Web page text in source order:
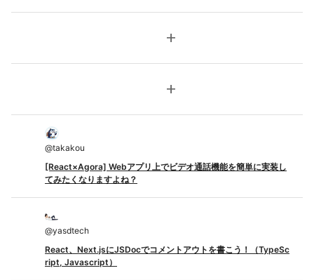
add
add
@takakou
[React×Agora] Webアプリ上でビデオ通話機能を簡単に実装し
てみたくなりますよね？
@yasdtech
React、Next.jsにJSDocでコメントアウトを書こう！（TypeSc
ript, Javascript）